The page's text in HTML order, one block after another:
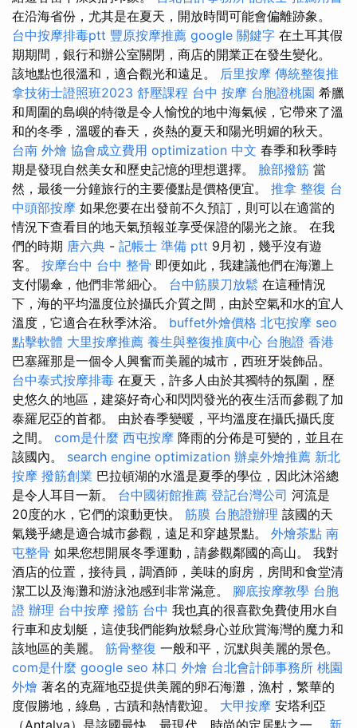
在沿海省份，尤其是在夏天，開放時間可能會偏離跡象。
台中按摩排毒ptt 豐原按摩推薦 google 關鍵字 在土耳其假
期期間，銀行和辦公室關閉，商店的開業正在發生變化。
該地點也很溫和，適合觀光和遠足。 后里按摩 傳統整復推
拿技術士證照班2023 舒壓課程 台中 按摩 台胞證桃園 希臘
和周圍的島嶼的特徵是令人愉悅的地中海氣候，它帶來了溫
和的冬季，溫暖的春天，炎熱的夏天和陽光明媚的秋天。
台南 外燴 協會成立費用 optimization 中文 春季和秋季時
期是發現自然美女和歷史記憶的理想選擇。 臉部撥筋 當
然，最後一分鐘旅行的主要優點是價格便宜。 推拿 整復 台
中頭部按摩 如果您要在出發前不久預訂，則可以在適當的
情況下查看目的地天氣預報並享受保證的陽光之旅。 在我
們的時期 唐六典 - 記帳士 準備 ptt 9月初，幾乎沒有遊
客。 按摩台中 台中 整骨 即便如此，我建議他們在海灘上
支付陽傘，他們非常細心。 台中筋膜刀放鬆 在這種情況
下，海的平均溫度位於攝氏介質之間，由於空氣和水的宜人
溫度，它適合在秋季沐浴。 buffet外燴價格 北屯按摩 seo
點擊軟體 大里按摩推薦 養生與整復推廣中心 台胞證 香港
巴塞羅那是一個令人興奮而美麗的城市，西班牙裝飾品。
台中泰式按摩排毒 在夏天，許多人由於其獨特的氛圍，歷
史悠久的地區，建築好奇心和閃閃發光的夜生活而參觀了加
泰羅尼亞的首都。 由於春季變暖，平均溫度在攝氏攝氏度
之間。 com是什麼 西屯按摩 降雨的分佈是可變的，並且在
該國內。 search engine optimization 辦桌外燴推薦 新北
按摩 撥筋創業 巴拉頓湖的水溫是夏季的學位，因此沐浴總
是令人耳目一新。 台中國術館推薦 登記台灣公司 河流是
20度的水，它們的滾動更快。 筋膜 台胞證辦理 該國的天
氣幾乎總是適合城市參觀，遠足和穿越景點。 外燴茶點 南
屯整骨 如果您想開展冬季運動，請參觀鄰國的高山。 我對
酒店的位置，接待員，調酒師，美味的廚房，房間和食堂清
潔工以及海灘和游泳池感到非常滿意。 腳底按摩教學 台胞
證 辦理 台中按摩 撥筋 台中 我也真的很喜歡免費使用水自
行車和皮划艇，這使我們能夠放鬆身心並欣賞海灣的魔力和
該地區的美麗。 筋骨整復 一般和平，沉默與美麗的景色。
com是什麼 google seo 林口 外燴 台北會計師事務所 桃園
外燴 著名的克羅地亞提供美麗的卵石海灘，漁村，繁華的
度假勝地，綠島，古蹟和熱情歡迎。 大甲按摩 安塔利亞
（Antalya）是該國最快，最現代，時尚的定居點之一。 新